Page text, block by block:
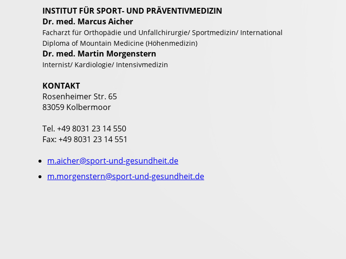
INSTITUT FÜR SPORT- UND PRÄVENTIV­MEDIZIN
Dr. med. Marcus Aicher
Facharzt für Orthopädie und Unfallchirurgie/ Sportmedizin/ International
Diploma of Mountain Medicine (Höhenmedizin)
Dr. med. Martin Morgenstern
Internist/ Kardiologie/ Intensivmedizin
KONTAKT
Rosenheimer Str. 65
83059 Kolbermoor
Tel. +49 8031 23 14 550
Fax: +49 8031 23 14 551
m.aicher@sport-und-gesundheit.de
m.morgenstern@sport-und-gesundheit.de